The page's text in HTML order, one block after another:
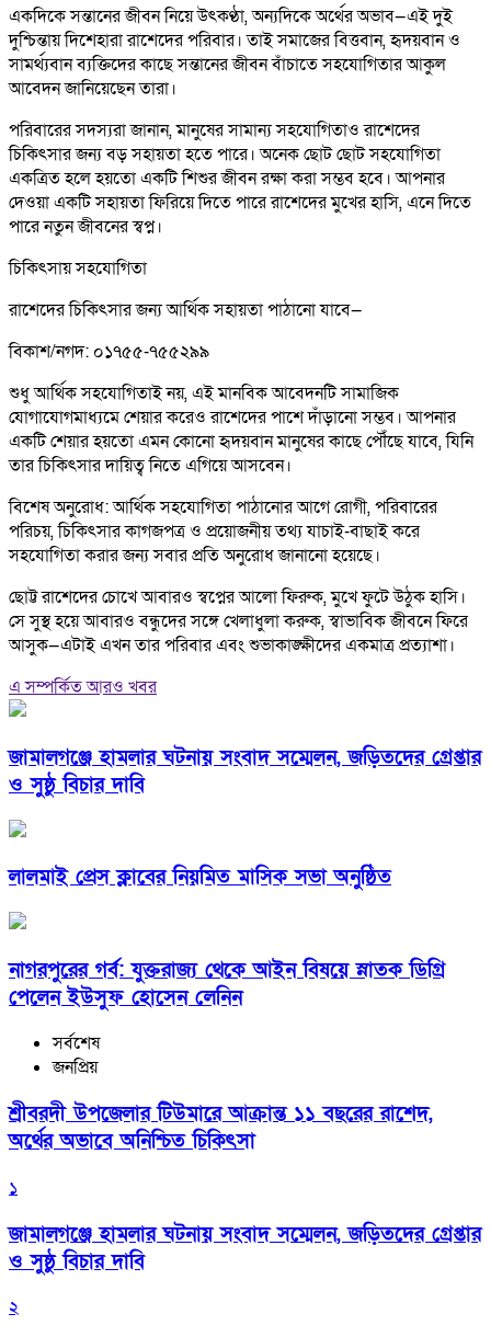
একদিকে সন্তানের জীবন নিয়ে উৎকণ্ঠা, অন্যদিকে অর্থের অভাব—এই দুই
দুশ্চিন্তায় দিশেহারা রাশেদের পরিবার। তাই সমাজের বিত্তবান, হৃদয়বান ও
সামর্থ্যবান ব্যক্তিদের কাছে সন্তানের জীবন বাঁচাতে সহযোগিতার আকুল
আবেদন জানিয়েছেন তারা।
পরিবারের সদস্যরা জানান, মানুষের সামান্য সহযোগিতাও রাশেদের
চিকিৎসার জন্য বড় সহায়তা হতে পারে। অনেক ছোট ছোট সহযোগিতা
একত্রিত হলে হয়তো একটি শিশুর জীবন রক্ষা করা সম্ভব হবে। আপনার
দেওয়া একটি সহায়তা ফিরিয়ে দিতে পারে রাশেদের মুখের হাসি, এনে দিতে
পারে নতুন জীবনের স্বপ্ন।
চিকিৎসায় সহযোগিতা
রাশেদের চিকিৎসার জন্য আর্থিক সহায়তা পাঠানো যাবে—
বিকাশ/নগদ: ০১৭৫৫-৭৫৫২৯৯
শুধু আর্থিক সহযোগিতাই নয়, এই মানবিক আবেদনটি সামাজিক
যোগাযোগমাধ্যমে শেয়ার করেও রাশেদের পাশে দাঁড়ানো সম্ভব। আপনার
একটি শেয়ার হয়তো এমন কোনো হৃদয়বান মানুষের কাছে পৌঁছে যাবে, যিনি
তার চিকিৎসার দায়িত্ব নিতে এগিয়ে আসবেন।
বিশেষ অনুরোধ: আর্থিক সহযোগিতা পাঠানোর আগে রোগী, পরিবারের
পরিচয়, চিকিৎসার কাগজপত্র ও প্রয়োজনীয় তথ্য যাচাই-বাছাই করে
সহযোগিতা করার জন্য সবার প্রতি অনুরোধ জানানো হয়েছে।
ছোট্ট রাশেদের চোখে আবারও স্বপ্নের আলো ফিরুক, মুখে ফুটে উঠুক হাসি।
সে সুস্থ হয়ে আবারও বন্ধুদের সঙ্গে খেলাধুলা করুক, স্বাভাবিক জীবনে ফিরে
আসুক—এটাই এখন তার পরিবার এবং শুভাকাঙ্ক্ষীদের একমাত্র প্রত্যাশা।
এ সম্পর্কিত আরও খবর
জামালগঞ্জে হামলার ঘটনায় সংবাদ সম্মেলন, জড়িতদের গ্রেপ্তার
ও সুষ্ঠু বিচার দাবি
লালমাই প্রেস ক্লাবের নিয়মিত মাসিক সভা অনুষ্ঠিত
নাগরপুরের গর্ব: যুক্তরাজ্য থেকে আইন বিষয়ে স্নাতক ডিগ্রি
পেলেন ইউসুফ হোসেন লেনিন
সর্বশেষ
জনপ্রিয়
শ্রীবরদী উপজেলার টিউমারে আক্রান্ত ১১ বছরের রাশেদ,
অর্থের অভাবে অনিশ্চিত চিকিৎসা
১
জামালগঞ্জে হামলার ঘটনায় সংবাদ সম্মেলন, জড়িতদের গ্রেপ্তার
ও সুষ্ঠু বিচার দাবি
২